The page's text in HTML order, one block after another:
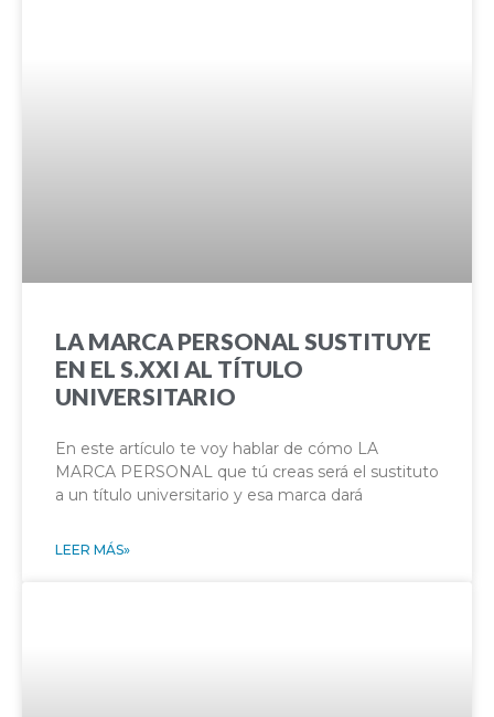
LA MARCA PERSONAL SUSTITUYE
EN EL S.XXI AL TÍTULO
UNIVERSITARIO
En este artículo te voy hablar de cómo LA
MARCA PERSONAL que tú creas será el sustituto
a un título universitario y esa marca dará
LEER MÁS»